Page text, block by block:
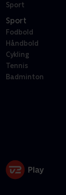
Sport
Sport
Fodbold
Håndbold
Cykling
Tennis
Badminton